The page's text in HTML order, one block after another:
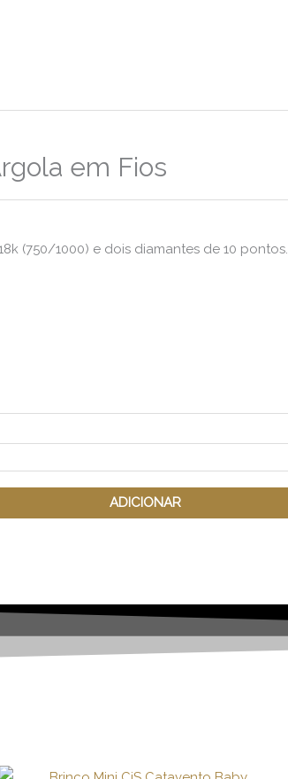
em Fios
(750/1000) e dois diamantes de 10 pontos.
ADICIONAR